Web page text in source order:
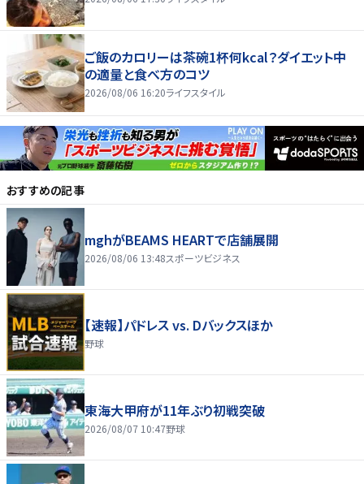
ご飯のカロリーは茶碗1杯何kcal？ダイエット中
の適量と食べ方のコツ
2026/08/06 16:20ライフスタイル
おすすめの記事
mghがBEAMS HEARTで店舗展開
2026/08/06 13:48スポーツビジネス
【速報】パドレス vs. Dバックスほか
野球
東海大甲府が11年ぶり初戦突破
2026/08/07 10:47野球